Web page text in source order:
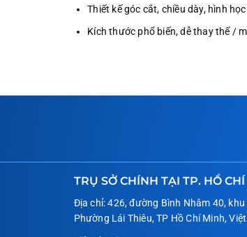
Thiết kế góc cắt, chiều dày, hình
Kích thước phổ biến, dễ thay thế /
TRỤ SỞ CHÍNH TẠI TP. HỒ
Địa chỉ: 426, đường Bình Nhâm 40,
Phường Lái Thiêu, TP Hồ Chí Minh,